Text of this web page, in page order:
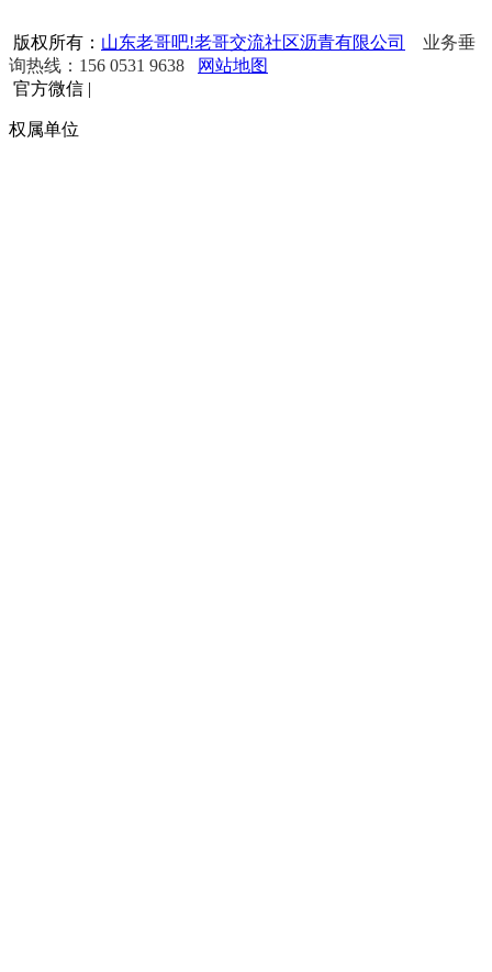
版权所有： 山东老哥吧!老哥交流社区沥青有限公司
业务垂
询热线：156 0531 9638
网站地图
官方微信 |
权属单位